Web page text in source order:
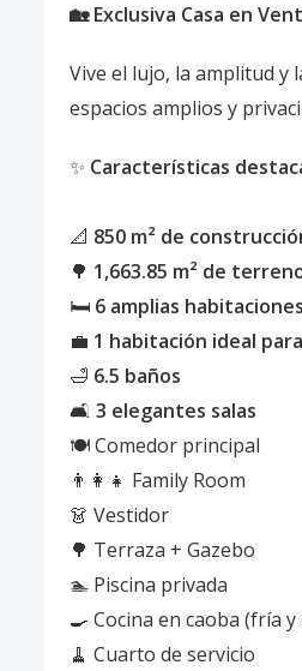
🏡 Exclusiva Casa en
Vive el lujo, la amplitud y
espacios amplios y
✨ Características
📐 850 m² de
🌳 1,663.85 m² de
🛏 6 amplias habitaciones
💼 1 habitación ideal
🛁 6.5 baños
🛋 3 elegantes salas
🍽 Comedor principal
👨‍👩‍👧 Family Room
👗 Vestidor
🌳 Terraza + Gazebo
🏊 Piscina privada
🍳 Cocina en caoba (fría
🧹 Cuarto de servicio